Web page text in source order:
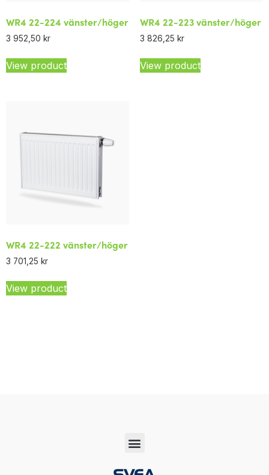
WR4 22-224 vänster/höger
3 952,50 kr
View product
WR4 22-223 vänster/höger
3 826,25 kr
View product
WR4 22-222 vänster/höger
3 701,25 kr
View product